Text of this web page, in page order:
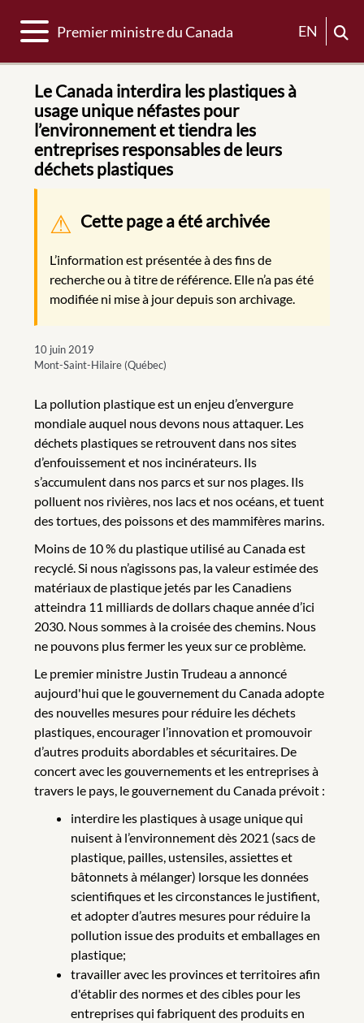
Basculer la navigation
Premier ministre du Canada EN
Le Canada interdira les plastiques à
usage unique néfastes pour
l’environnement et tiendra les
entreprises responsables de leurs
déchets plastiques
Message d'avertissement
Cette page a été archivée
L’information est présentée à des fins de
recherche ou à titre de référence. Elle n’a pas été
modifiée ni mise à jour depuis son archivage.
10 juin 2019
Mont-Saint-Hilaire (Québec)
La pollution plastique est un enjeu d’envergure
mondiale auquel nous devons nous attaquer. Les
déchets plastiques se retrouvent dans nos sites
d’enfouissement et nos incinérateurs. Ils
s’accumulent dans nos parcs et sur nos plages. Ils
polluent nos rivières, nos lacs et nos océans, et tuent
des tortues, des poissons et des mammifères marins.
Moins de 10 % du plastique utilisé au Canada est
recyclé. Si nous n’agissons pas, la valeur estimée des
matériaux de plastique jetés par les Canadiens
atteindra 11 milliards de dollars chaque année d’ici
2030. Nous sommes à la croisée des chemins. Nous
ne pouvons plus fermer les yeux sur ce problème.
Le premier ministre Justin Trudeau a annoncé
aujourd'hui que le gouvernement du Canada adopte
des nouvelles mesures pour réduire les déchets
plastiques, encourager l’innovation et promouvoir
d’autres produits abordables et sécuritaires. De
concert avec les gouvernements et les entreprises à
travers le pays, le gouvernement du Canada prévoit :
interdire les plastiques à usage unique qui
nuisent à l’environnement dès 2021 (sacs de
plastique, pailles, ustensiles, assiettes et
bâtonnets à mélanger) lorsque les données
scientifiques et les circonstances le justifient,
et adopter d’autres mesures pour réduire la
pollution issue des produits et emballages en
plastique;
travailler avec les provinces et territoires afin
d'établir des normes et des cibles pour les
entreprises qui fabriquent des produits en